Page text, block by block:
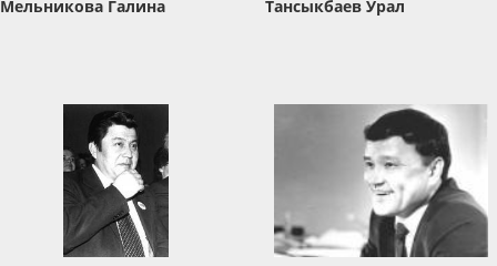
Мельникова Галина
Тансыкбаев Урал